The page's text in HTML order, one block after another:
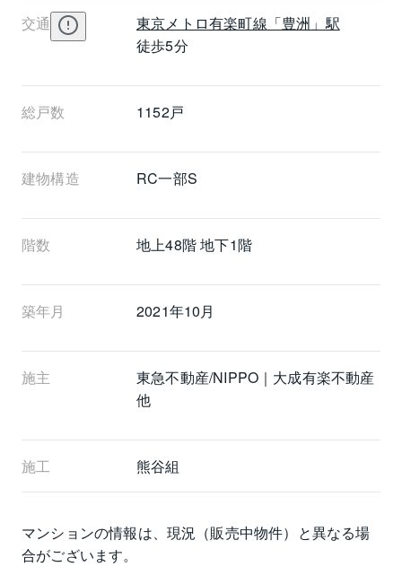
交通 東京メトロ有楽町線 「豊洲」駅
徒歩5分
総戸数 1152戸
建物構造 RC一部S
階数 地上48階 地下1階
築年月 2021年10月
施主
東急不動産/NIPPO｜大成有楽不動産
他
施工 熊谷組
マンションの情報は、現況（販売中物件）と異なる場
合がございます。